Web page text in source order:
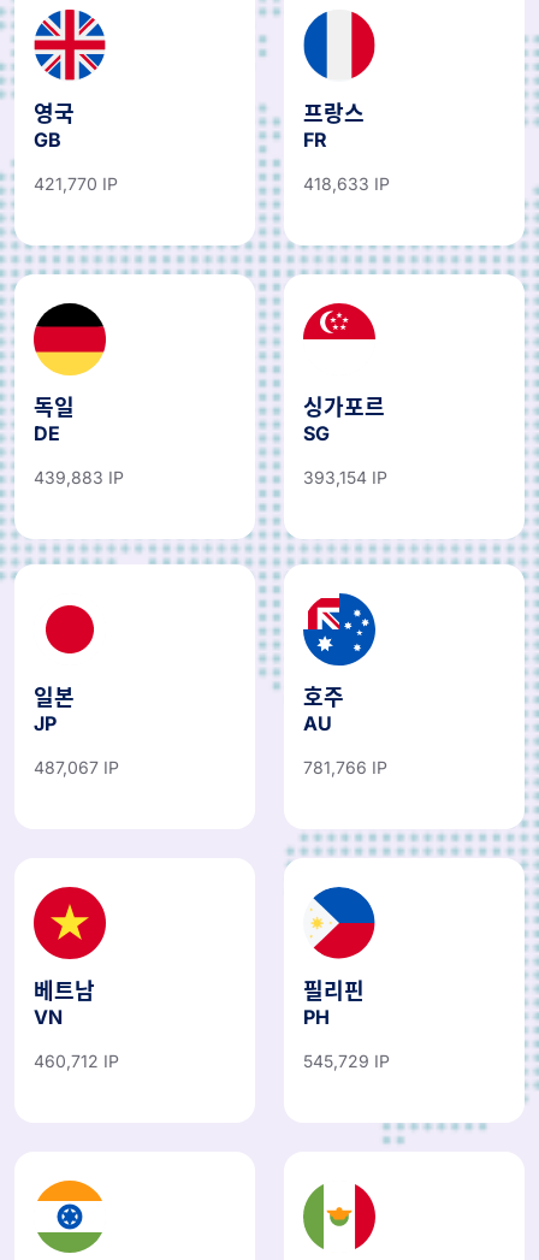
영국
GB
421,770 IP
프랑스
FR
418,633 IP
독일
DE
439,883 IP
싱가포르
SG
393,154 IP
일본
JP
487,067 IP
호주
AU
781,766 IP
베트남
VN
460,712 IP
필리핀
PH
545,729 IP